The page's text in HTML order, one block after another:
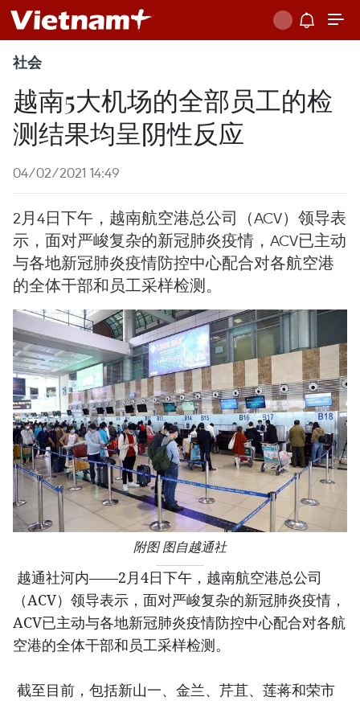
社会
越南5大机场的全部员工的检
测结果均呈阴性反应
04/02/2021 14:49
2月4日下午，越南航空港总公司（ACV）领导表
示，面对严峻复杂的新冠肺炎疫情，ACV已主动
与各地新冠肺炎疫情防控中心配合对各航空港
的全体干部和员工采样检测。
附图 图自越通社
越通社河内——2月4日下午，越南航空港总公司
（ACV）领导表示，面对严峻复杂的新冠肺炎疫情，
ACV已主动与各地新冠肺炎疫情防控中心配合对各航
空港的全体干部和员工采样检测。
截至目前，包括新山一、金兰、芹苴、莲蒋和荣市